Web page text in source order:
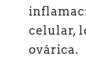
celular,
ovárica.